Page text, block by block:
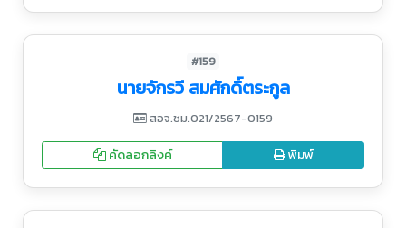
#159
นายจักรวี สมศักดิ์ตระกูล
สอจ.ชม.021/2567-0159
คัดลอกลิงค์ พิมพ์